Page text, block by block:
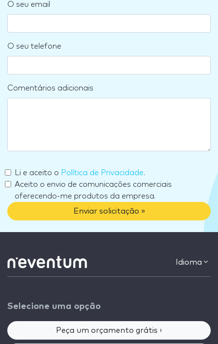
O seu email
O seu telefone
Comentários adicionais
Li e aceito o Política de Privacidade.
Aceito o envio de comunicações comerciais
oferecendo-me produtos da empresa.
Enviar solicitação »
Idioma
Selecione uma opção
Peça um orçamento grátis ›